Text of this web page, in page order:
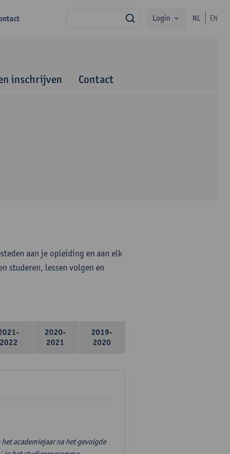
zoekLogin NL EN
inschrijven Contact
aan je opleiding en aan elk
studeren, lessen volgen en
2022
2020-
2021
2019-
2020
academiejaar na het gevolgde